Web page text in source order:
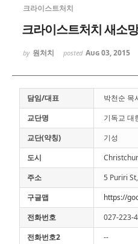
크라이스트처치
크라이스트처치 새소
by 원처치 posted Aug 03, 2015
담임/대표
박천순 목
교단명
기독교 대
교단(약칭)
기성
도시
주소
5 Puriri
구글맵
https://
전화번호
027-223-
전화번호2
--